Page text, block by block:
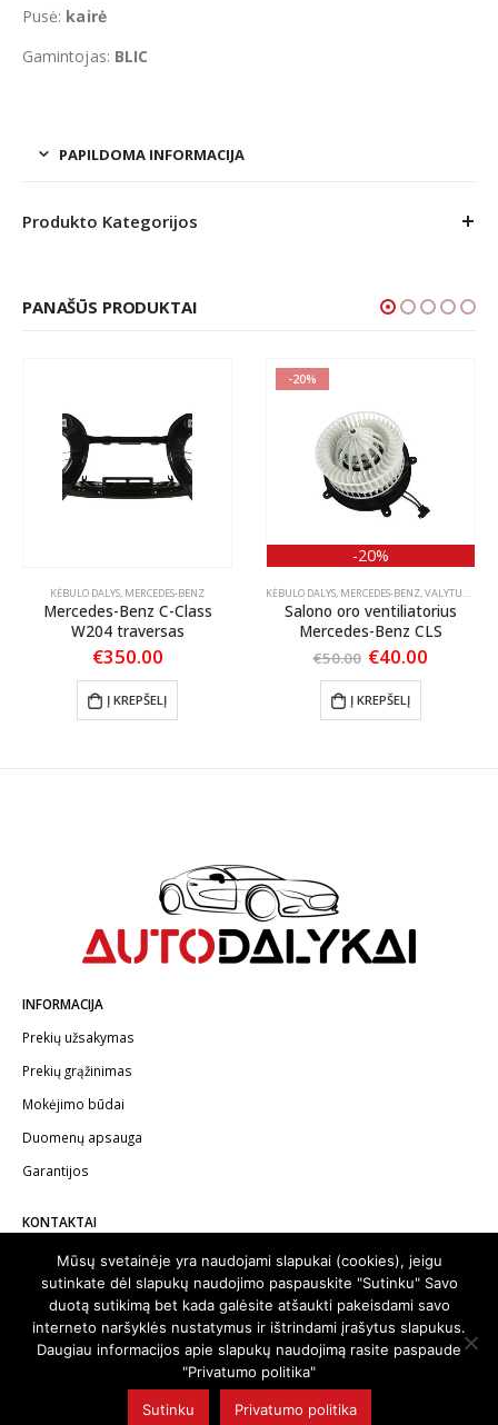
Pusė: kairė
Gamintojas: BLIC
PAPILDOMA INFORMACIJA
Produkto Kategorijos
PANAŠŪS PRODUKTAI
KĖBULO DALYS MERCEDES-BENZ
Mercedes-Benz C-Class
W204 traversas
€350.00
Į KREPŠELĮ
-20%
-20%
KĖBULO DALYS MERCEDES-BENZ VALYTUVAI
Salono oro ventiliatorius
Mercedes-Benz CLS
€50.00 Original
was:
€50.00.
€40.00
Į KREPŠELĮ
INFORMACIJA
Prekių užsakymas
Prekių grąžinimas
Mokėjimo būdai
Duomenų apsauga
Garantijos
KONTAKTAI
Telefonas:+370 602 62622
El.paštas: info@autodalykai.lt
© 2024. Visos teisės saugomos | Svetainę sukūrė:svetainesideja.lt
Mūsų svetainėje yra naudojami slapukai (cookies), jeigu
sutinkate dėl slapukų naudojimo paspauskite "Sutinku" Savo
duotą sutikimą bet kada galėsite atšaukti pakeisdami savo
interneto naršyklės nustatymus ir ištrindami įrašytus slapukus.
Daugiau informacijos apie slapukų naudojimą rasite paspaude
"Privatumo politika"
Sutinku Privatumo politika